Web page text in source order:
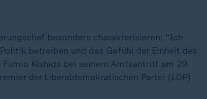
besonders charakterisieren: "Ich
betreiben und das Gefühl der Einheit des
Kishida bei seinem Amtsantritt am 29.
der Liberaldemokratischen Partei (LDP)